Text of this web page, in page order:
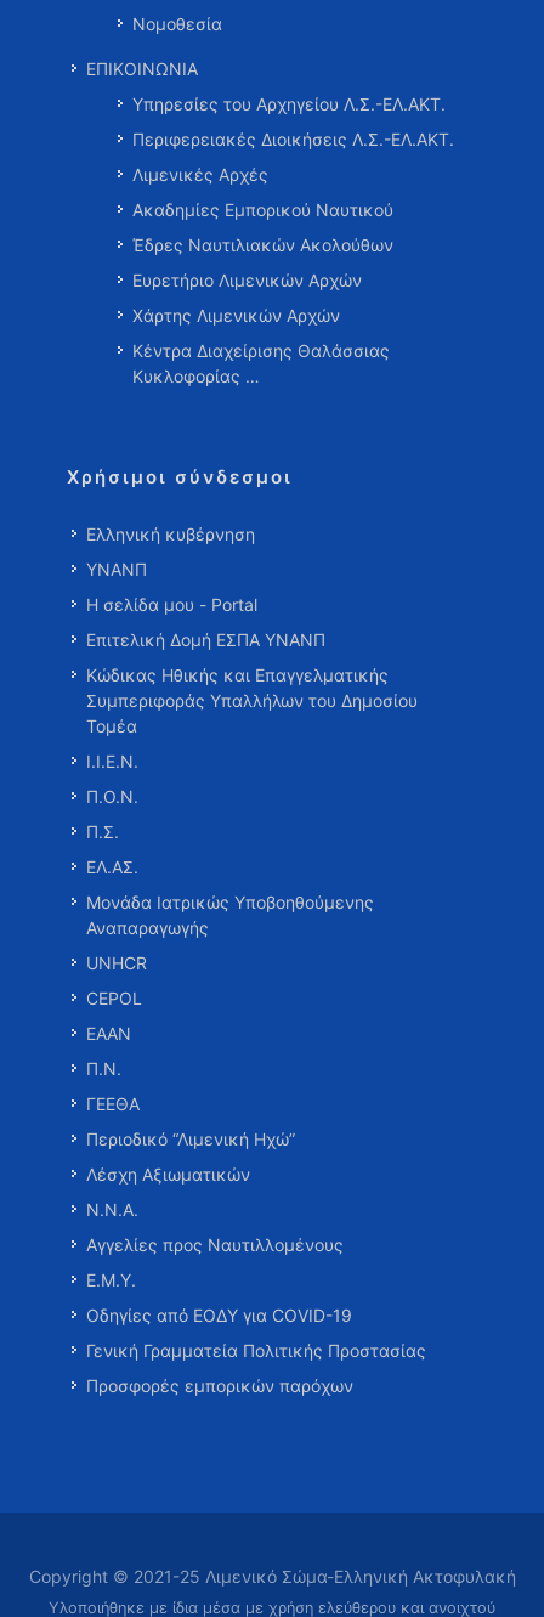
Νομοθεσία
ΕΠΙΚΟΙΝΩΝΙΑ
Υπηρεσίες του Αρχηγείου Λ.Σ.-ΕΛ.ΑΚΤ.
Περιφερειακές Διοικήσεις Λ.Σ.-ΕΛ.ΑΚΤ.
Λιμενικές Αρχές
Ακαδημίες Εμπορικού Ναυτικού
Έδρες Ναυτιλιακών Ακολούθων
Ευρετήριο Λιμενικών Αρχών
Χάρτης Λιμενικών Αρχών
Κέντρα Διαχείρισης Θαλάσσιας
Κυκλοφορίας …
Χρήσιμοι σύνδεσμοι
Ελληνική κυβέρνηση
ΥΝΑΝΠ
Η σελίδα μου - Portal
Επιτελική Δομή ΕΣΠΑ ΥΝΑΝΠ
Κώδικας Ηθικής και Επαγγελματικής
Συμπεριφοράς Υπαλλήλων του Δημοσίου
Τομέα
Ι.Ι.Ε.Ν.
Π.Ο.Ν.
Π.Σ.
ΕΛ.ΑΣ.
Μονάδα Ιατρικώς Υποβοηθούμενης
Αναπαραγωγής
UNHCR
CEPOL
ΕΑΑΝ
Π.Ν.
ΓΕΕΘΑ
Περιοδικό “Λιμενική Ηχώ”
Λέσχη Αξιωματικών
Ν.Ν.Α.
Αγγελίες προς Ναυτιλλομένους
Ε.Μ.Υ.
Οδηγίες από ΕΟΔΥ για COVID-19
Γενική Γραμματεία Πολιτικής Προστασίας
Προσφορές εμπορικών παρόχων
Copyright © 2021-25 Λιμενικό Σώμα-Ελληνική Ακτοφυλακή
Υλοποιήθηκε με ίδια μέσα με χρήση ελεύθερου και ανοιχτού